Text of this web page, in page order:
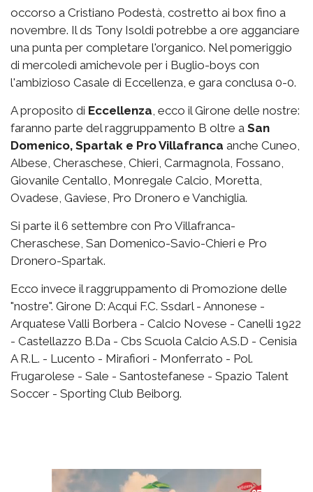
occorso a Cristiano Podestà, costretto ai box fino a
novembre. Il ds Tony Isoldi potrebbe a ore agganciare
una punta per completare l'organico. Nel pomeriggio
di mercoledì amichevole per i Buglio-boys con
l'ambizioso Casale di Eccellenza, e gara conclusa 0-0.
A proposito di Eccellenza, ecco il Girone delle nostre:
faranno parte del raggruppamento B oltre a San
Domenico, Spartak e Pro Villafranca anche Cuneo,
Albese, Cheraschese, Chieri, Carmagnola, Fossano,
Giovanile Centallo, Monregale Calcio, Moretta,
Ovadese, Gaviese, Pro Dronero e Vanchiglia.
Si parte il 6 settembre con Pro Villafranca-
Cheraschese, San Domenico-Savio-Chieri e Pro
Dronero-Spartak.
Ecco invece il raggruppamento di Promozione delle
"nostre". Girone D: Acqui F.C. Ssdarl - Annonese -
Arquatese Valli Borbera - Calcio Novese - Canelli 1922
- Castellazzo B.Da - Cbs Scuola Calcio A.S.D - Cenisia
A R.L. - Lucento - Mirafiori - Monferrato - Pol.
Frugarolese - Sale - Santostefanese - Spazio Talent
Soccer - Sporting Club Beiborg.